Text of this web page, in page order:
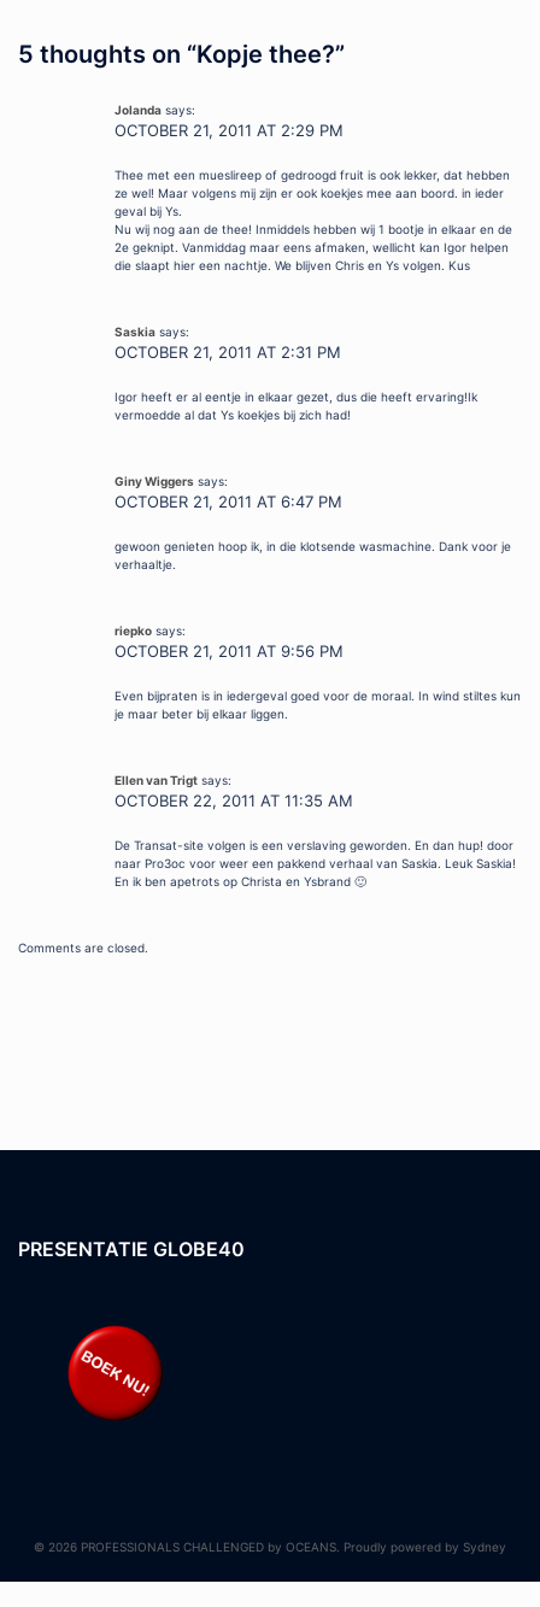
5 thoughts on “Kopje thee?”
Jolanda says:
OCTOBER 21, 2011 AT 2:29 PM
Thee met een mueslireep of gedroogd fruit is ook lekker, dat hebben
ze wel! Maar volgens mij zijn er ook koekjes mee aan boord. in ieder
geval bij Ys.
Nu wij nog aan de thee! Inmiddels hebben wij 1 bootje in elkaar en de
2e geknipt. Vanmiddag maar eens afmaken, wellicht kan Igor helpen
die slaapt hier een nachtje. We blijven Chris en Ys volgen. Kus
Saskia says:
OCTOBER 21, 2011 AT 2:31 PM
Igor heeft er al eentje in elkaar gezet, dus die heeft ervaring!Ik
vermoedde al dat Ys koekjes bij zich had!
Giny Wiggers says:
OCTOBER 21, 2011 AT 6:47 PM
gewoon genieten hoop ik, in die klotsende wasmachine. Dank voor je
verhaaltje.
riepko says:
OCTOBER 21, 2011 AT 9:56 PM
Even bijpraten is in iedergeval goed voor de moraal. In wind stiltes kun
je maar beter bij elkaar liggen.
Ellen van Trigt says:
OCTOBER 22, 2011 AT 11:35 AM
De Transat-site volgen is een verslaving geworden. En dan hup! door
naar Pro3oc voor weer een pakkend verhaal van Saskia. Leuk Saskia!
En ik ben apetrots op Christa en Ysbrand 🙂
Comments are closed.
PRESENTATIE GLOBE40
© 2026 PROFESSIONALS CHALLENGED by OCEANS. Proudly powered by Sydney